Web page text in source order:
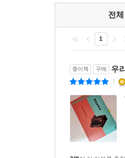
관한 질문들이 만들
외로운 젊은이들
머스크향의 칵테일
방식으로 희미하게
조심스럽게 마련된
소설. 정신이 번쩍
최고의 농담은 우
꿰뚫어보는 작가의
전
1
종이책 구매 우